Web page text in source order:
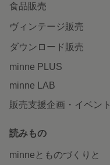
食品販売
ヴィンテージ販売
ダウンロード販売
minne PLUS
minne LAB
販売支援企画・イベント
読みもの
minneとものづくりと